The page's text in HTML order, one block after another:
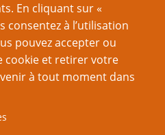
En cliquant sur «
consentez à l’utilisation
pouvez accepter ou
cookie et retirer votre
à tout moment dans